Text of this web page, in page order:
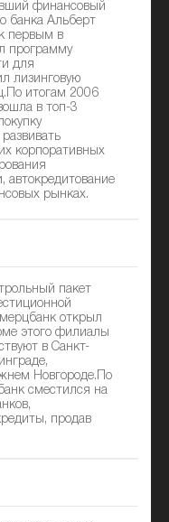
финансовый
банка Альберт
первым в
программу
для
лизинговую
итогам 2006
в топ-3
корпоративных
автокредитование
рынках.
пакет
открыл
этого филиалы
в Санкт-
Новгороде.По
сместился на
продав